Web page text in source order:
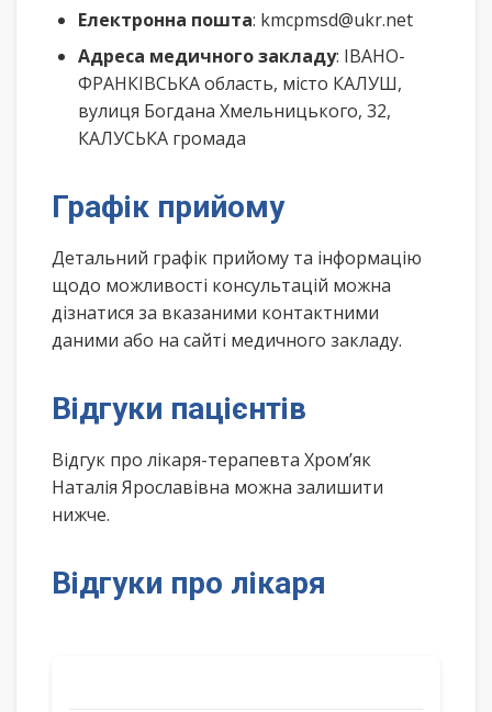
Електронна пошта: kmcpmsd@ukr.net
Адреса медичного закладу: ІВАНО-
ФРАНКІВСЬКА область, місто КАЛУШ,
вулиця Богдана Хмельницького, 32,
КАЛУСЬКА громада
Графік прийому
Детальний графік прийому та інформацію
щодо можливості консультацій можна
дізнатися за вказаними контактними
даними або на сайті медичного закладу.
Відгуки пацієнтів
Відгук про лікаря-терапевта Хром’як
Наталія Ярославівна можна залишити
нижче.
Відгуки про лікаря